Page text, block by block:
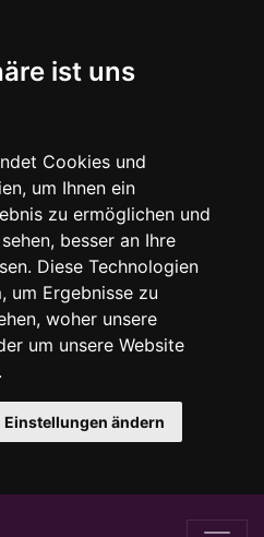
ist uns
Cookies und
um Ihnen ein
zu ermöglichen und
besser an Ihre
Diese Technologien
um Ergebnisse zu
woher unsere
um unsere Website
Einstellungen ändern